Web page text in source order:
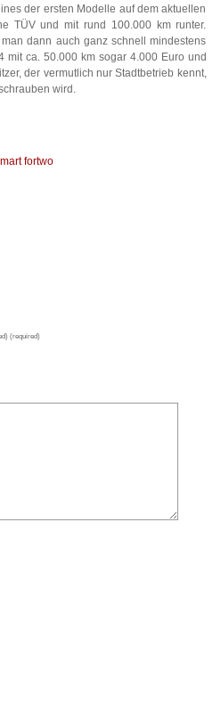
der ersten Modelle auf dem aktuellen
TÜV und mit rund 100.000 km runter.
dann auch ganz schnell mindestens
mit ca. 50.000 km sogar 4.000 Euro und
der vermutlich nur Stadtbetrieb kennt,
wird.
fortwo
(required)